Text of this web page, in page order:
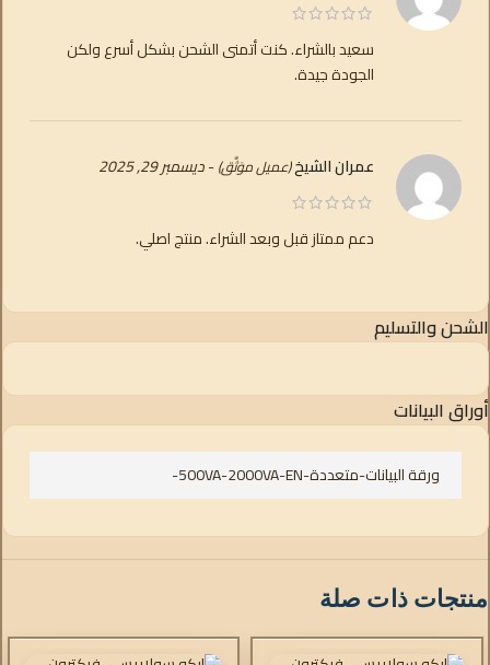
سعيد بالشراء. كنت أتمنى الشحن بشكل أسرع ولكن
الجودة جيدة.
عمران الشيخ(عميل موَثَّق)-ديسمبر 29, 2025
دعم ممتاز قبل وبعد الشراء. منتج اصلي.
الشحن والتسليم
أوراق البيانات
ورقة البيانات-متعددة-500VA-2000VA-EN-
منتجات ذات صلة